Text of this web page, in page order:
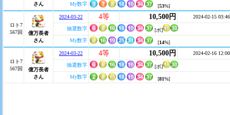
さん
My数字
[53%]
ロト7
567回
億万長者
さん
2024-03-22 4等 10,500円 2024-02-15 03:46
抽選数字
[ボ]
My数字
[14%]
ロト7
567回
億万長者
さん
2024-03-22 4等 10,500円 2024-02-16 12:00
抽選数字
[ボ]
My数字
[81%]